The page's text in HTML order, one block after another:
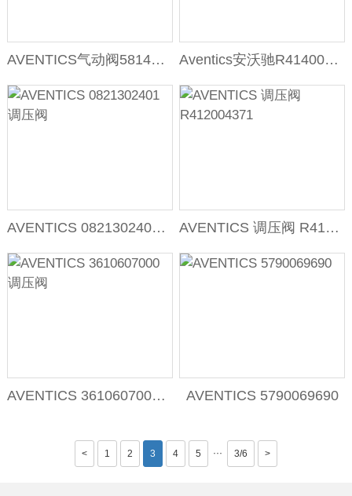
AVENTICS气动阀5814420400 Aventics安沃驰R414002005比例阀
AVENTICS 0821302401 调压阀 AVENTICS 调压阀 R412004371
AVENTICS 3610607000 调压阀 AVENTICS 5790069690
< 1 2 3 4 5 ··· 3/6 >